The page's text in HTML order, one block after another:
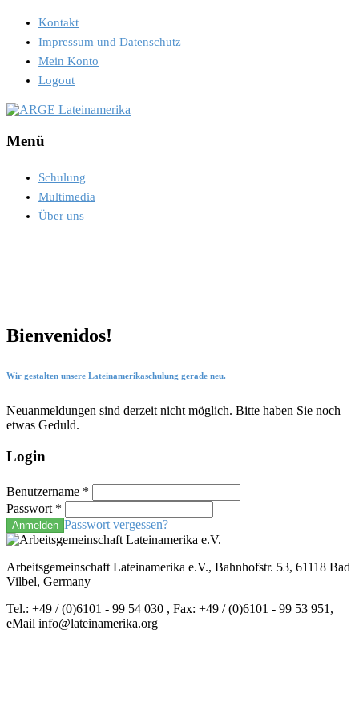
Kontakt
Impressum und Datenschutz
Mein Konto
Logout
Menü
Schulung
Multimedia
Über uns
Bienvenidos!
Wir gestalten unsere Lateinamerikaschulung gerade neu.
Neuanmeldungen sind derzeit nicht möglich. Bitte haben Sie noch
etwas Geduld.
Login
Benutzername *
Passwort *
Anmelden Passwort vergessen?
Arbeitsgemeinschaft Lateinamerika e.V., Bahnhofstr. 53, 61118 Bad
Vilbel, Germany
Tel.: +49 / (0)6101 - 99 54 030 , Fax: +49 / (0)6101 - 99 53 951,
eMail info@lateinamerika.org